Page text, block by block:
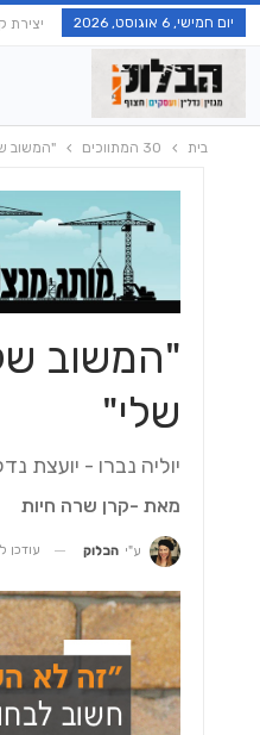
יום חמישי, 6 אוגוסט, 2026 יצירת
בית 30 המתווכים "המשוב
"המשוב
שלי"
יוליה נברו - יועצת
מאת -קרן שרה חיות
ע"י הבלוק עודכן